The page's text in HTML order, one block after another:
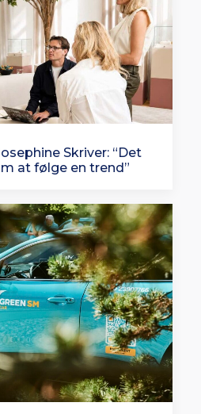
Skriver: “Det
at følge en trend”